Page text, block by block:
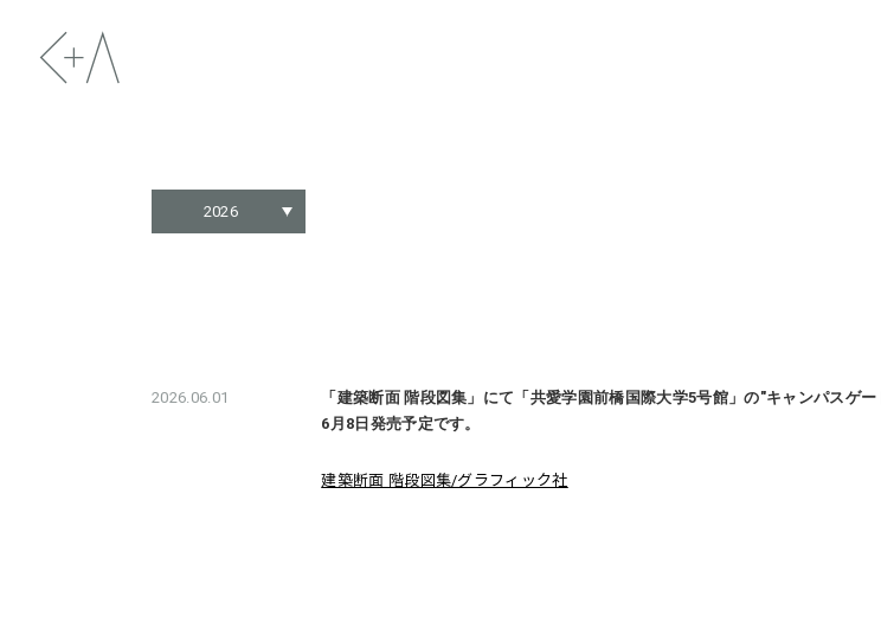
2026
2026.06.01
「建築断面 階段図集」にて「共愛学園前橋国際大学5号館」の"キャンパスゲー
6月8日発売予定です。
建築断面 階段図集/グラフィック社